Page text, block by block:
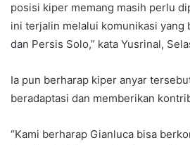
posisi kiper memang masih perlu
ini terjalin melalui komunikasi yang
dan Persis Solo,” kata Yusrinal,
Ia pun berharap kiper anyar
beradaptasi dan memberikan
“Kami berharap Gianluca bisa